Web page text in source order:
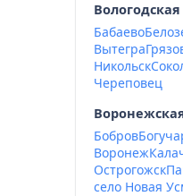
Бабаево
Вытегра
Никольск
Череповец
Бобров
Воронеж
Острогожск
село Новая